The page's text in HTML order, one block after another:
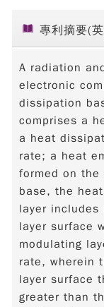
專利摘要(
A radiation
electronic
dissipation
comprises a
a heat
rate; a heat
formed on
base, the
layer includes
layer surface
modulating
rate, wherein
layer surface
greater than